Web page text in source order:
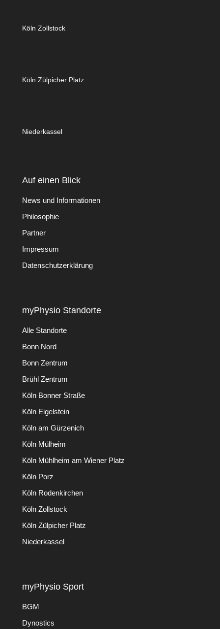
Köln Zollstock
Köln Zülpicher Platz
Niederkassel
Auf einen Blick
News und Informationen
Philosophie
Partner
Impressum
Datenschutzerklärung
myPhysio Standorte
Alle Standorte
Bonn Nord
Bonn Zentrum
Brühl Zentrum
Köln Bonner Straße
Köln Eigelstein
Köln am Gürzenich
Köln Mülheim
Köln Mühlheim am Wiener Platz
Köln Porz
Köln Rodenkirchen
Köln Zollstock
Köln Zülpicher Platz
Niederkassel
myPhysio Sport
BGM
Dynostics